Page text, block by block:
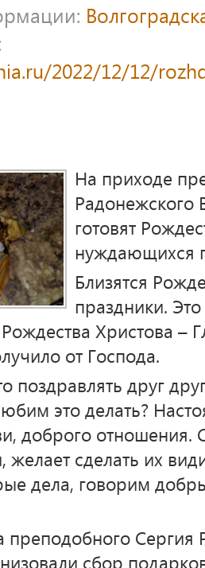
2022/12/12/
На приходе
Радонежского
готовят
нуждающихся
Близятся
праздники.
Христова –
от Господа.
поздравлять друг
это делать?
доброго отношения.
желает сделать их
дела, говорим
преподобного Сергия
сбор